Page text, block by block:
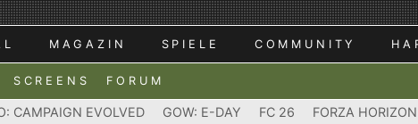
MAGAZIN SPIELE COMMUNITY
SCREENS FORUM
CAMPAIGN EVOLVED GOW: E-DAY FC 26 FORZA